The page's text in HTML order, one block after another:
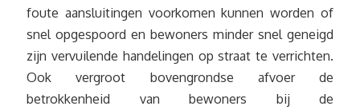
foute aansluitingen voorkomen kunnen worden of
snel opgespoord en bewoners minder snel geneigd
zijn vervuilende handelingen op straat te verrichten.
Ook vergroot bovengrondse afvoer de
betrokkenheid van bewoners bij de